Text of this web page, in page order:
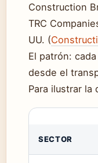
Construction
TRC
UU. (
El patrón:
desde el
Para ilustrar
SECTOR